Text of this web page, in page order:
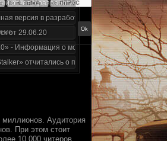
отчет о разработке!
версия в разработке!
от 29.06.20
- Информация о моде за июнь 2020
отчитались о проделанной работе
миллионов. Аудитория
При этом стоит
10 000 читеров.